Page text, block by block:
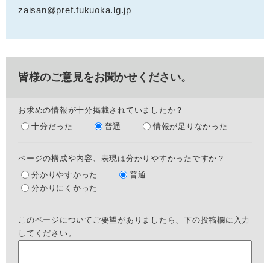
zaisan@pref.fukuoka.lg.jp
皆様のご意見をお聞かせください。
お求めの情報が十分掲載されていましたか？
十分だった
普通 情報が足りなかった
ページの構成や内容、表現は分かりやすかったですか？
分かりやすかった
普通
分かりにくかった
このページについてご要望がありましたら、下の投稿欄に入力
してください。